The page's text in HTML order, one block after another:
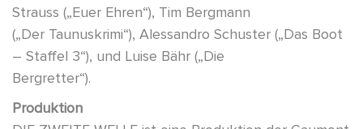
Strauss („Euer Ehren“), Tim Bergmann
(„Der Taunuskrimi“), Alessandro Schuster („Das Boot
– Staffel 3“), und Luise Bähr („Die
Bergretter“).
Produktion